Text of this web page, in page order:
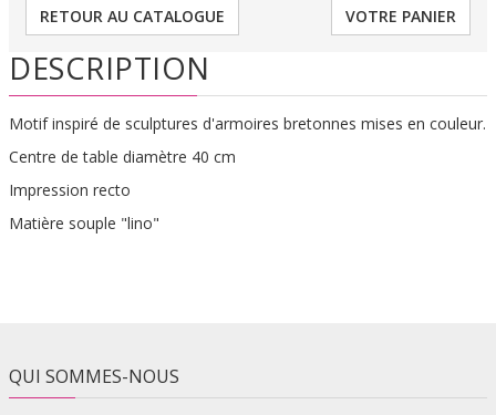
RETOUR AU CATALOGUE VOTRE PANIER
DESCRIPTION
Motif inspiré de sculptures d'armoires bretonnes mises en couleur.
Centre de table diamètre 40 cm
Impression recto
Matière souple "lino"
QUI SOMMES-NOUS